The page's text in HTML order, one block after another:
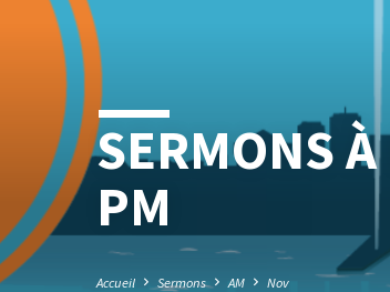
SERMONS
PM
Accueil Sermons AM Nov